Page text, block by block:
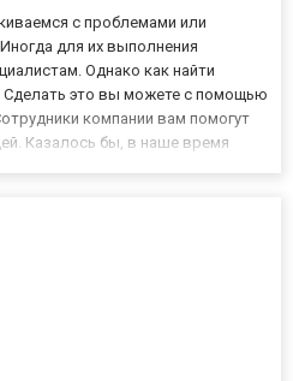
с проблемами или
для их выполнения
Однако как найти
Сделать это вы можете с помощью
компании вам помогут
Казалось бы, в наше время